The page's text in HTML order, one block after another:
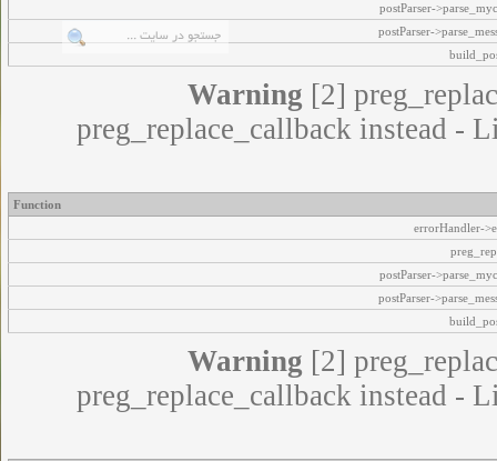
postParser-
postParser-
Warning [2]
preg_replace_callback instead -
Function
errorHandler-
postParser-
postParser-
Warning [2]
preg_replace_callback instead -